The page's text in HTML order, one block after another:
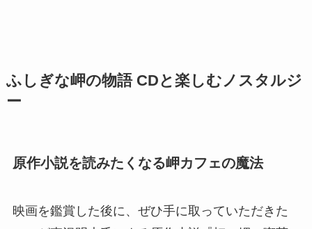
ふしぎな岬の物語 CDと楽しむノスタルジ
ー
原作小説を読みたくなる岬カフェの魔法
映画を鑑賞した後に、ぜひ手に取っていただきた